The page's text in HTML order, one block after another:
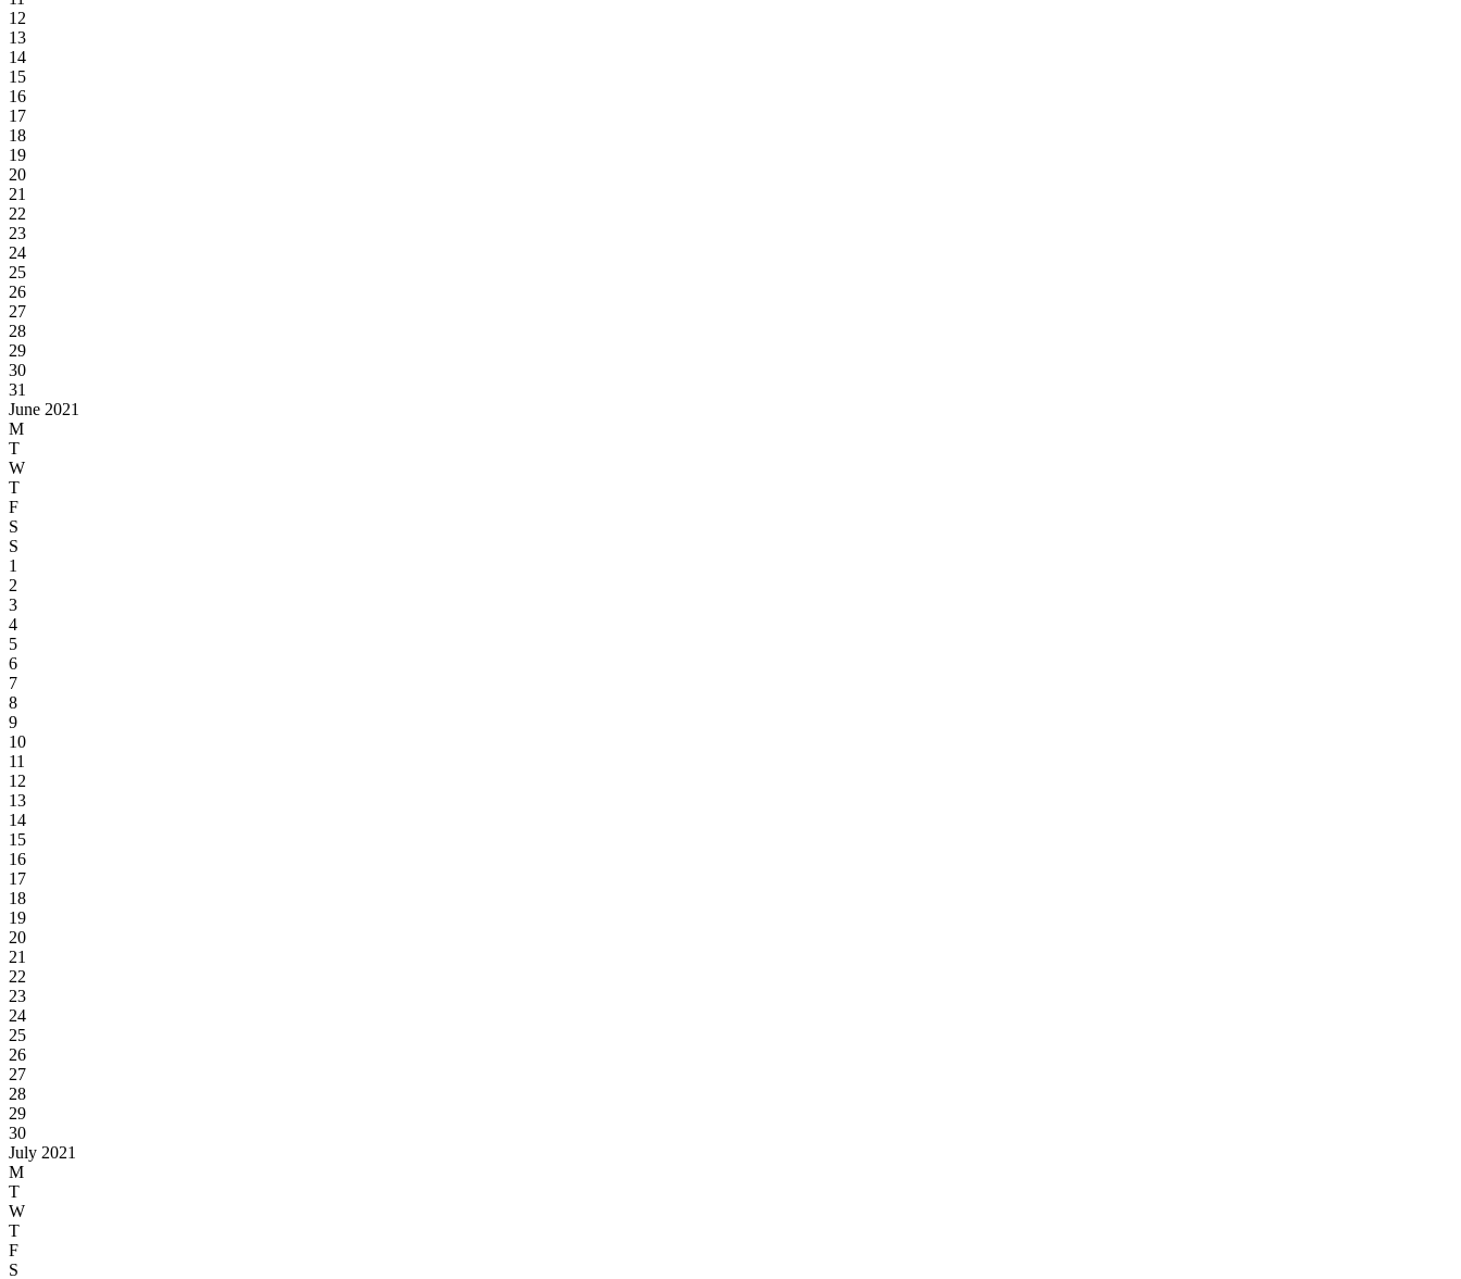
12
13
14
15
16
17
18
19
20
21
22
23
24
25
26
27
28
29
30
31
June 2021
M
T
W
T
F
S
S
1
2
3
4
5
6
7
8
9
10
11
12
13
14
15
16
17
18
19
20
21
22
23
24
25
26
27
28
29
30
July 2021
M
T
W
T
F
S